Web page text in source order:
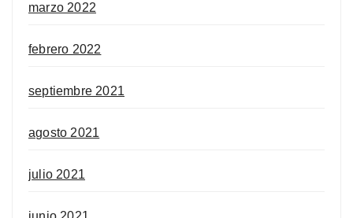
marzo 2022
febrero 2022
septiembre 2021
agosto 2021
julio 2021